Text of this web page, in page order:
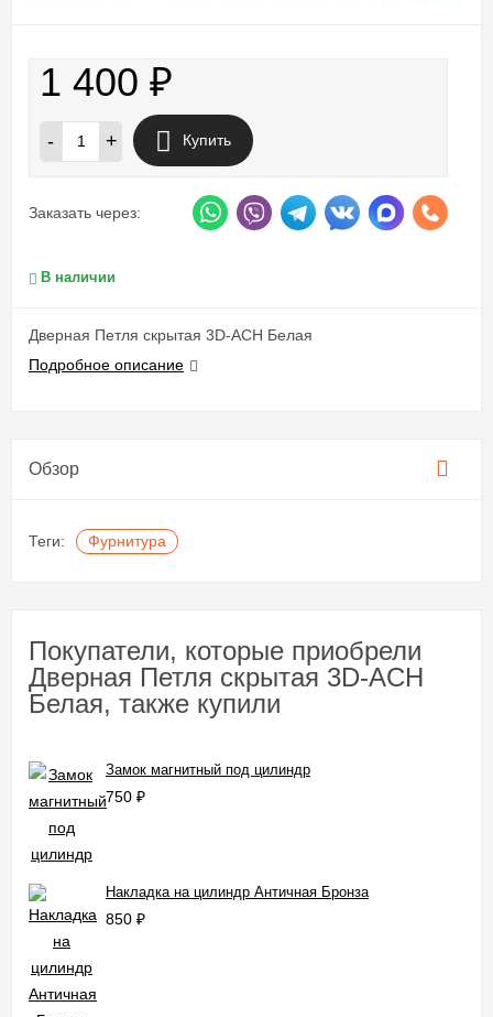
1 400 ₽
- + Купить
Заказать через:
В наличии
Дверная Петля скрытая 3D-ACH Белая
Подробное описание
Обзор
Теги: Фурнитура
Покупатели, которые приобрели
Дверная Петля скрытая 3D-ACH
Белая, также купили
Замок магнитный под цилиндр
750 ₽
Накладка на цилиндр Античная Бронза
850 ₽